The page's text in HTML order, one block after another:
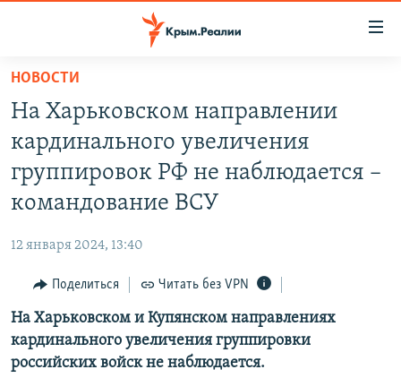
Вернуться
основному
содержанию
Вернутся
главной
Вернутся
поиску
СПЕЦПРОЕКТЫ
КАРТА ВОЕННЫХ ОБЪЕКТОВ КРЫМА
ВОДА
ИНТЕРАКТИВ
ИНФОГРАФИКА
ТЕЛЕПРОЕКТ КРЫМ.РЕАЛИИ
СОВЕТЫ ПРАВОЗАЩИТНИКОВ
РАДІО СВОБОДА
КАК ОБОЙТИ БЛОКИРОВКУ
Українською
Qırımtatar
НОВОСТИ
На Харьковском направлении
кардинального увеличения
группировок РФ не наблюдается –
командование ВСУ
12 января 2024, 13:40
Поделиться Читать без VPN
На Харьковском и Купянском направлениях
кардинального увеличения группировки
российских войск не наблюдается.